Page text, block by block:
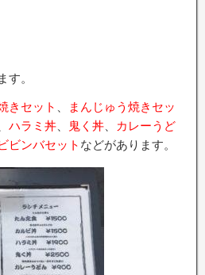
す。
きセット
まんじゅう焼きセッ
ハラミ丼 鬼く丼
カレーうど
ビンバセット などがあります。